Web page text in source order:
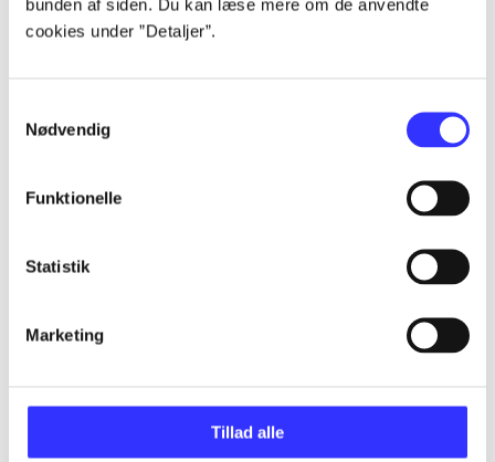
bunden af siden. Du kan læse mere om de anvendte
cookies under ”Detaljer”.
Nødvendig
Funktionelle
Statistik
Marketing
Tillad alle
Alle registrerede artikler fordelt på udgivelser